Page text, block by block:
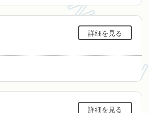
詳細を見る
詳細を見る